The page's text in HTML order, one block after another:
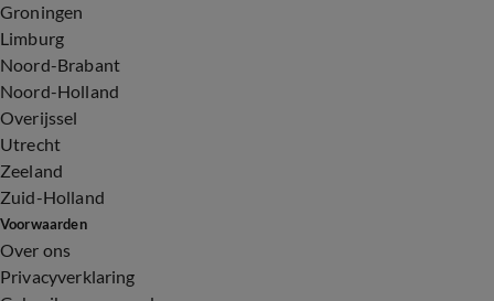
Groningen
Limburg
Noord-Brabant
Noord-Holland
Overijssel
Utrecht
Zeeland
Zuid-Holland
Voorwaarden
Over ons
Privacyverklaring